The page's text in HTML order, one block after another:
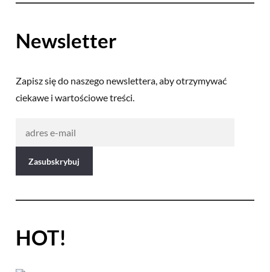
Newsletter
Zapisz się do naszego newslettera, aby otrzymywać
ciekawe i wartościowe treści.
HOT!